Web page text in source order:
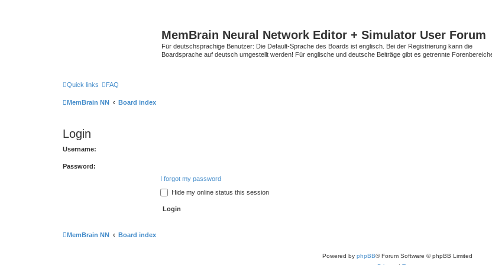
MemBrain Neural Network Editor + Simulator User Forum
Für deutschsprachige Benutzer: Die Default-Sprache des Boards ist englisch. Bei der Registrierung kann die
Boardsprache auf deutsch umgestellt werden! Für englische und deutsche Beiträge gibt es getrennte
Quick links FAQ
MemBrain NN Board index
Login
Username:
Password:
I forgot my password
Hide my online status this session
MemBrain NN Board index
Powered by phpBB® Forum Software © phpBB Limited